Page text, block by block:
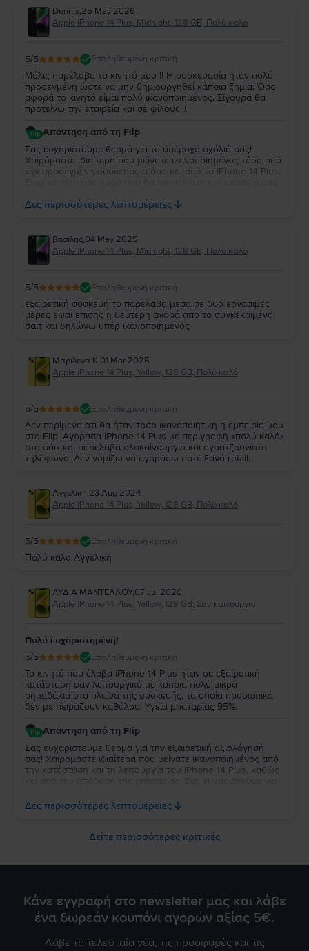
Dennis,25 May 2026
Apple iPhone 14 Plus, Midnight, 128 GB, Πολύ καλό
5/5 Επαληθευμένη κριτική
Μόλις παρέλαβα το κινητό μου !! Η συσκευασία ήταν πολύ
προσεγμένη ώστε να μην δημιουργηθεί κάποια ζημιά. Όσο
αφορά το κινητό είμαι πολύ ικανοποιημένος. Σίγουρα θα
προτείνω την εταιρεία και σε φίλους!!!
Απάντηση από τη Flip
Σας ευχαριστούμε θερμά για τα υπέροχα σχόλιά σας!
Χαιρόμαστε ιδιαίτερα που μείνατε ικανοποιημένος τόσο από
την προσεγμένη συσκευασία όσο και από τo iPhone 14 Plus.
σημαίνουν πολλά για εμάς! Να το χαρείτε!
Δες περισσότερες λεπτομέρειες
βασιλης,04 May 2025
Apple iPhone 14 Plus, Midnight, 128 GB, Πολύ καλό
5/5 Επαληθευμένη κριτική
εξαιρετική συσκευή το παρελαβα μεσα σε δυο εργασιμες
μερες ειναι επισης η δεύτερη αγορά απο το συγκεκριμένο
σαιτ και δηλώνω υπέρ ικανοποιημένος
Μαριλένα Κ,01 Mar 2025
Apple iPhone 14 Plus, Yellow, 128 GB, Πολύ καλό
5/5 Επαληθευμένη κριτική
Δεν περίμενα ότι θα ήταν τόσο ικανοποιητική η εμπειρία μου
στο Flip. Αγόρασα iPhone 14 Plus με περιγραφή «πολύ καλό»
στο σάιτ και παρέλαβα ολοκαίνουργιο και αγρατζουνιστο
τηλέφωνο. Δεν νομίζω να αγοράσω ποτέ ξανά retail.
Αγγελικη,23 Aug 2024
Apple iPhone 14 Plus, Yellow, 128 GB, Πολύ καλό
5/5 Επαληθευμένη κριτική
Πολύ καλο Αγγελικη
ΛΥΔΙΑ ΜΑΝΤΕΛΛΟΥ,07 Jul 2026
Apple iPhone 14 Plus, Yellow, 128 GB, Σαν καινούργιο
Πολύ ευχαριστημένη!
5/5 Επαληθευμένη κριτική
Το κινητό που έλαβα iPhone 14 Plus ήταν σε εξαιρετική
κατάσταση σαν λειτουργικό με κάποια πολύ μικρά
σημαδάκια στα πλαϊνά της συσκευής, τα οποία προσωπικά
δεν με πειράζουν καθόλου. Υγεία μπαταρίας 95%.
Απάντηση από τη Flip
Σας ευχαριστούμε θερμά για την εξαιρετική αξιολόγησή
σας! Χαιρόμαστε ιδιαίτερα που μείνατε ικανοποιημένος από
την κατάσταση και τη λειτουργία του iPhone 14 Plus, καθώς
φθορές, οι οποίες είναι αναμενόμενες. Να τη χαρείτε και θα
είναι χαρά μας να σας εξυπηρετήσουμε ξανά στο μέλλον!
Δες περισσότερες λεπτομέρειες
Δείτε περισσότερες κριτικές
Κάνε εγγραφή στο newsletter μας και λάβε
ένα δωρεάν κουπόνι αγορών αξίας 5€.
Λάβε τα τελευταία νέα, τις προσφορές και τις